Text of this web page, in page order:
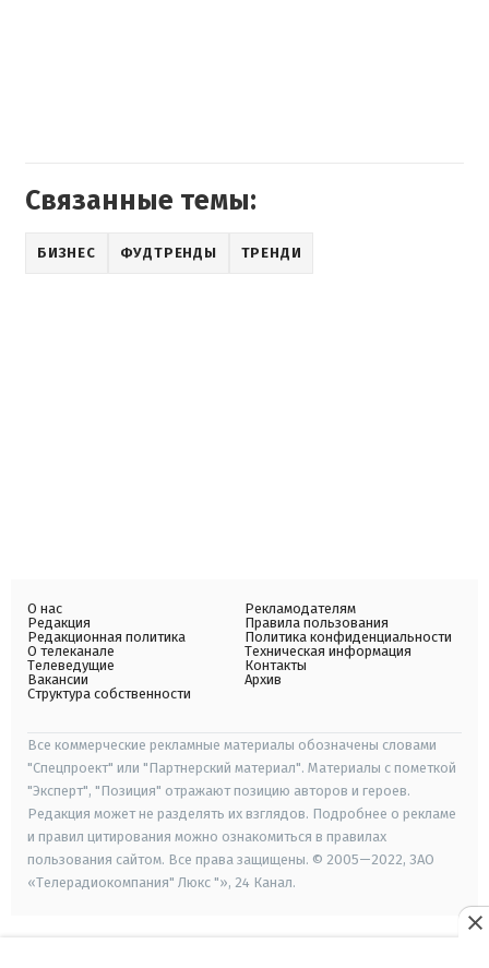
Связанные темы:
БИЗНЕС ФУДТРЕНДЫ ТРЕНДИ
О нас
Редакция
Редакционная политика
О телеканале
Телеведущие
Вакансии
Структура собственности
Рекламодателям
Правила пользования
Политика конфиденциальности
Техническая информация
Контакты
Архив
Все коммерческие рекламные материалы обозначены словами
"Спецпроект" или "Партнерский материал". Материалы с пометкой
"Эксперт", "Позиция" отражают позицию авторов и героев.
Редакция может не разделять их взглядов. Подробнее о рекламе
и правил цитирования можно ознакомиться в правилах
пользования сайтом. Все права защищены. © 2005—2022, ЗАО
«Телерадиокомпания" Люкс "», 24 Канал.